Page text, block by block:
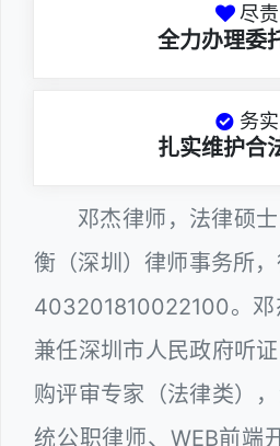
尽责
全力办理委
务实
扎实维护合
邓杰律师，法律硕
衡（深圳）律师事务所
403201810022100。邓
兼任深圳市人民政府听
购评审专家（法律类）
统公职律师、WEB前端